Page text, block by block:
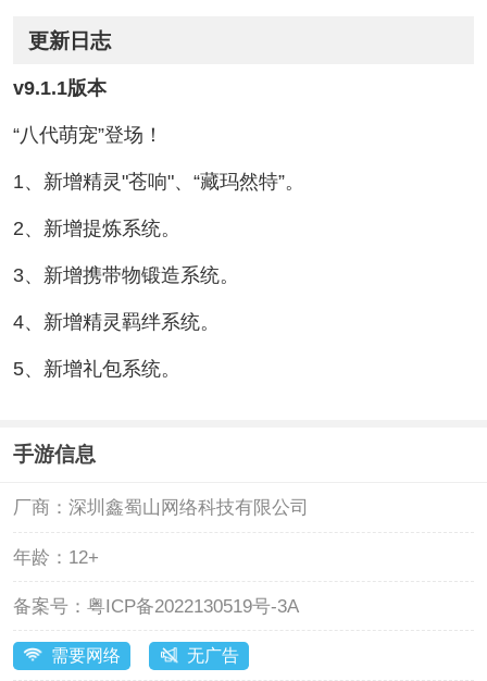
更新日志
v9.1.1版本
“八代萌宠”登场！
1、新增精灵"苍响"、“藏玛然特”。
2、新增提炼系统。
3、新增携带物锻造系统。
4、新增精灵羁绊系统。
5、新增礼包系统。
手游信息
厂商： 深圳鑫蜀山网络科技有限公司
年龄： 12+
备案号： 粤ICP备2022130519号-3A
需要网络 无广告